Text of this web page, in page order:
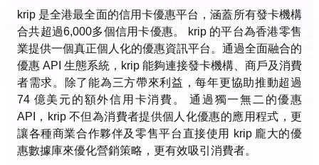
krip 是全港最全面的信用卡優惠平台，涵蓋所有發卡機構
合共超過6,000多個信用卡優惠。 krip 的平台為香港零售
業提供一個真正個人化的優惠資訊平台。通過全面融合的
優惠 API 生態系統，krip 能夠連接發卡機構、商戶及消費
者需求。除了能為三方帶來利益，每年更協助推動超過
74 億美元的額外信用卡消費。 通過獨一無二的優惠
API，krip 不但為消費者提供個人化優惠的應用程式，更
讓各種商業合作夥伴及零售平台直接使用 krip 龐大的優
惠數據庫來優化營銷策略，更有效吸引消費者。